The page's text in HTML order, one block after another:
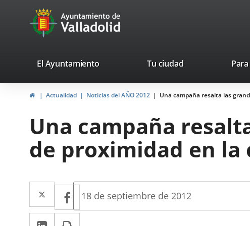
Portal
Web
Ayuntamiento
de
valladolid.es
El Ayuntamiento Tu ciudad
HomeActualidad Noticias del AÑO 2012 Una campaña resalta las
Una campaña
de proximidad en la
Twitter
Enlace
a
Facebook
Enlace
a
Linkedin
Enlace
Fecha
la
18 de septiembre de 2012